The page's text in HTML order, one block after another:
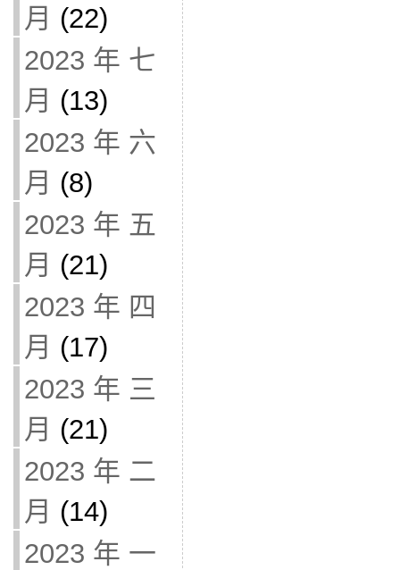
月 (22)
2023 年 七
月 (13)
2023 年 六
月 (8)
2023 年 五
月 (21)
2023 年 四
月 (17)
2023 年 三
月 (21)
2023 年 二
月 (14)
2023 年 一